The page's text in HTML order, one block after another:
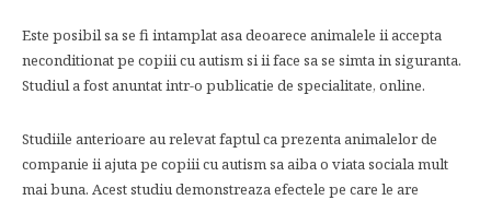
Este posibil sa se fi intamplat asa deoarece animalele ii accepta
neconditionat pe copiii cu autism si ii face sa se simta in siguranta.
Studiul a fost anuntat intr-o publicatie de specialitate, online.
Studiile anterioare au relevat faptul ca prezenta animalelor de
companie ii ajuta pe copiii cu autism sa aiba o viata sociala mult
mai buna. Acest studiu demonstreaza efectele pe care le are